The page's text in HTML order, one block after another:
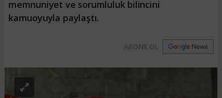
memnuniyet ve sorumluluk bilincini
kamuoyuyla paylaştı.